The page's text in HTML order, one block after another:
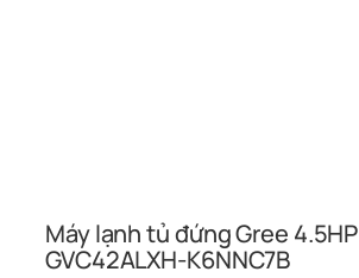
Máy lạnh tủ đứng Gree 4.5HP
GVC42ALXH-K6NNC7B